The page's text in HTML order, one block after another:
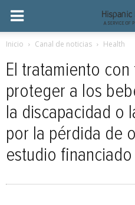
Inicio Canal de noticias Health
El tratamiento
proteger a los
la discapacidad o
por la pérdida de
estudio financiado